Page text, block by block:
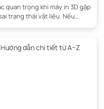
quan trọng khi máy in 3D gặp
trạng thái vật liệu. Nếu
gián đoạn quá trình in và